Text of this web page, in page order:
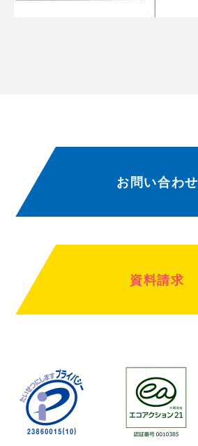
お問い合わせ
資料請求